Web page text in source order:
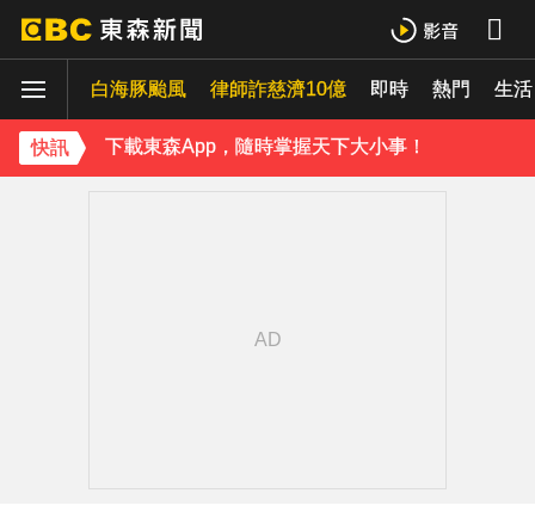
白海豚颱風 律師詐慈濟10億 即時 熱門 生活
快訊
下載東森App，隨時掌握天下大小事！